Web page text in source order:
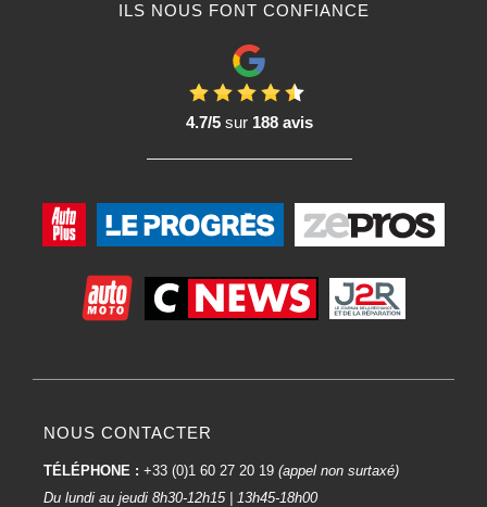
ILS NOUS FONT CONFIANCE
4.7/5sur 188 avis
NOUS CONTACTER
TÉLÉPHONE : +33 (0)1 60 27 20 19 (appel non surtaxé)
Du lundi au jeudi 8h30-12h15 | 13h45-18h00